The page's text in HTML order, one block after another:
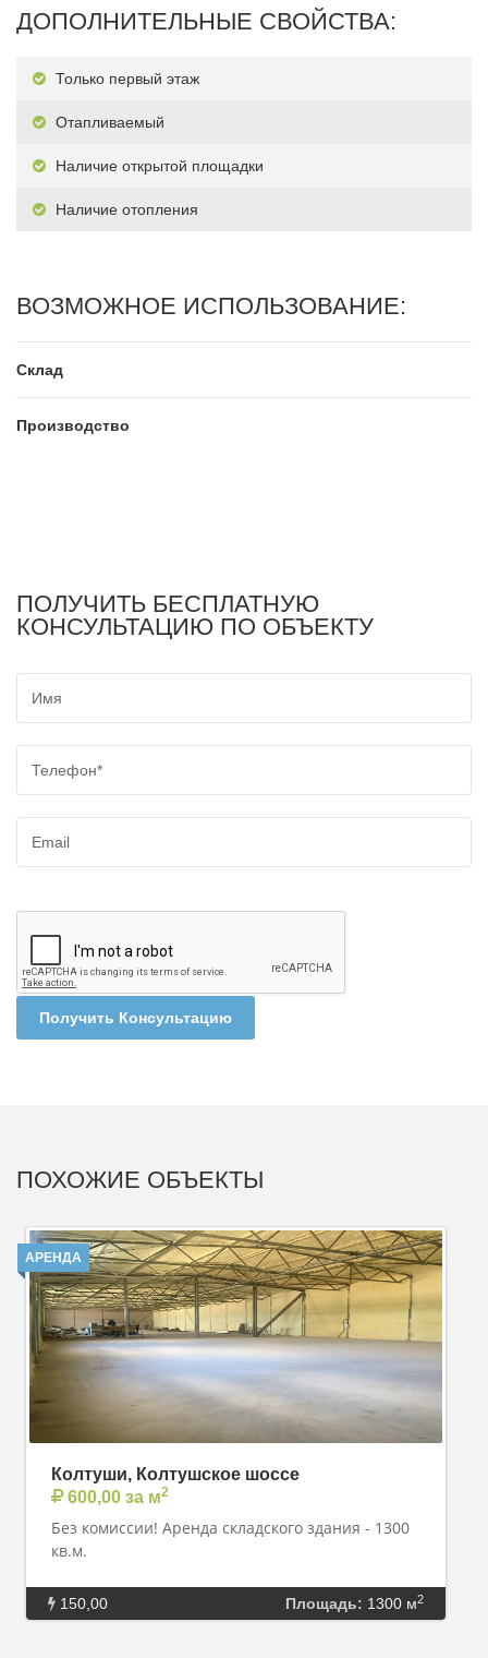
ДОПОЛНИТЕЛЬНЫЕ СВОЙСТВА:
Только первый этаж
Отапливаемый
Наличие открытой площадки
Наличие отопления
ВОЗМОЖНОЕ ИСПОЛЬЗОВАНИЕ:
Склад
Производство
ПОЛУЧИТЬ БЕСПЛАТНУЮ
КОНСУЛЬТАЦИЮ ПО ОБЪЕКТУ
Получить Консультацию
ПОХОЖИЕ ОБЪЕКТЫ
АРЕНДА
Колтуши, Колтушское шоссе
600,00 за м2
Без комиссии! Аренда складского здания - 1300
кв.м.
150,00 Площадь: 1300 м2